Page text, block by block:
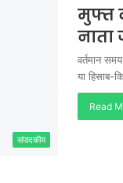
संपादकीय
मुफ्त
नाता
वर्तमान
या
Read